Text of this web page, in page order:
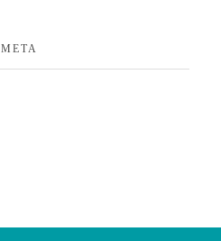
META